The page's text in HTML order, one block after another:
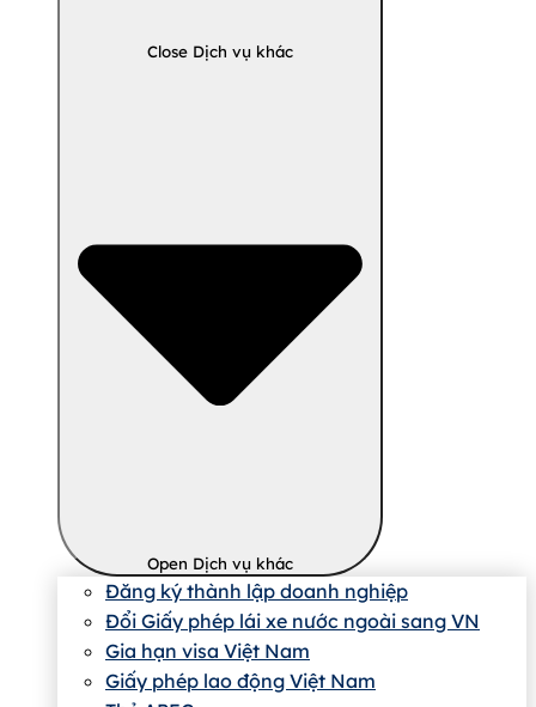
Close Dịch vụ khác
Open Dịch vụ khác
Đăng ký thành lập doanh nghiệp
Đổi Giấy phép lái xe nước ngoài sang VN
Gia hạn visa Việt Nam
Giấy phép lao động Việt Nam